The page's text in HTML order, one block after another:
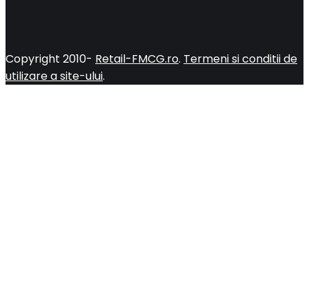
Copyright 2010- Retail-FMCG.ro. Termeni si conditii de
utilizare a site-ului.